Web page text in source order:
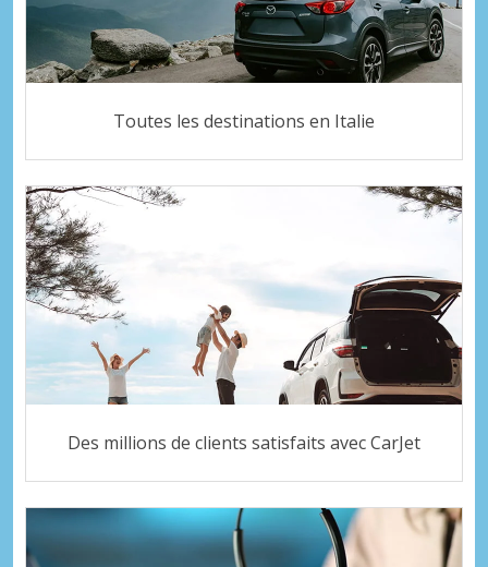
Toutes les destinations en Italie
Des millions de clients satisfaits avec CarJet